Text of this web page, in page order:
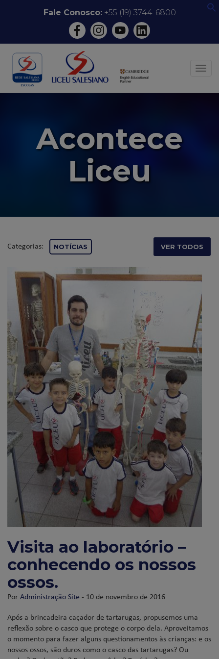
conteúdo
Fale Conosco:+55 (19) 3744-6800
Acontece
Liceu
Categorias: NOTÍCIAS VER TODOS
Visita ao laboratório –
conhecendo os nossos
ossos.
PorAdministração Site - 10 de novembro de 2016
Após a brincadeira caçador de tartarugas, propusemos uma
reflexão sobre o casco que protege o corpo dela. Aproveitamos
o momento para fazer alguns questionamentos às crianças: e os
nossos ossos, são duros como o casco das tartarugas? Ou